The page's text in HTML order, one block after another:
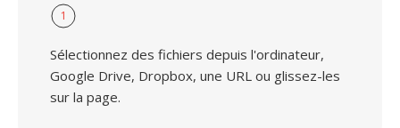
1
Sélectionnez des fichiers depuis l'ordinateur,
Google Drive, Dropbox, une URL ou glissez-les
sur la page.